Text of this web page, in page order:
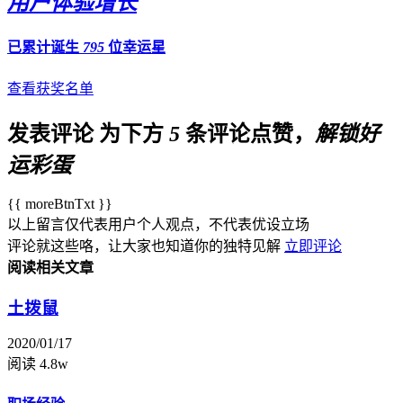
已累计诞生 795 位幸运星
查看获奖名单
发表评论 为下方 5 条评论点赞， 解锁好
运彩蛋
{{ moreBtnTxt }}
以上留言仅代表用户个人观点，不代表优设立场
评论就这些咯，让大家也知道你的独特见解 立即评论
阅读相关文章
土拨鼠
2020/01/17
阅读 4.8w